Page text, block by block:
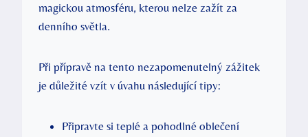
magickou atmosféru, kterou nelze zažít za
denního světla.
Při přípravě na tento nezapomenutelný zážitek
je důležité vzít v úvahu následující tipy:
Připravte si teplé a pohodlné oblečení